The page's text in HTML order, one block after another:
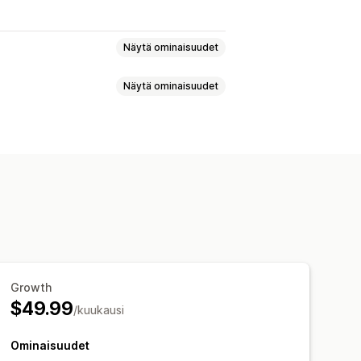
Näytä ominaisuudet
Näytä ominaisuudet
hakukoneoptimointi
Growth
$49.99/kuukausi
Ominaisuudet